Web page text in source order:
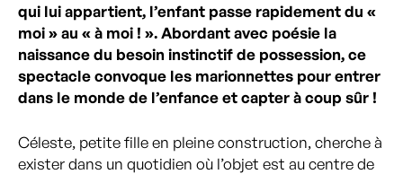
qui lui appartient, l’enfant passe rapidement du «
moi » au « à moi ! ». Abordant avec poésie la
naissance du besoin instinctif de possession, ce
spectacle convoque les marionnettes pour entrer
dans le monde de l’enfance et capter à coup sûr !
Céleste, petite fille en pleine construction, cherche à
exister dans un quotidien où l’objet est au centre de